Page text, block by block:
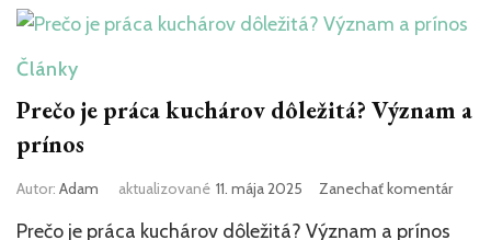
Články
Prečo je práca kuchárov dôležitá? Význam a
prínos
Autor: Adam aktualizované 11. mája 2025 Zanechať komentárk
Prečo je práca kuchárov dôležitá? Význam a prínos